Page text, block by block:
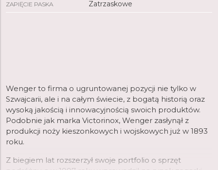
ZAPIĘCIE PASKA Zatrzaskowe
Wenger to firma o ugruntowanej pozycji nie tylko w
Szwajcarii, ale i na całym świecie, z bogatą historią oraz
wysoką jakością i innowacyjnością swoich produktów.
Podobnie jak marka Victorinox, Wenger zasłynął z
produkcji noży kieszonkowych i wojskowych już w 1893
roku.
Z biegiem lat rozszerzył swoje portfolio o sprzęt